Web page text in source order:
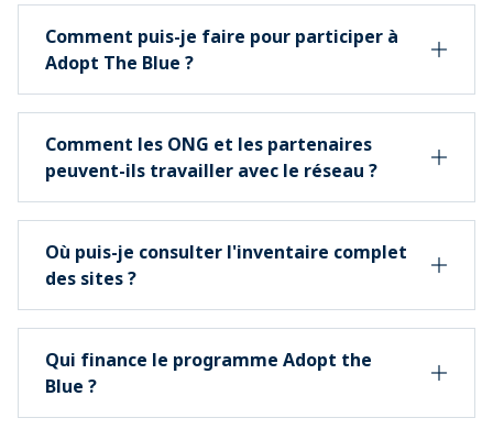
Comment puis-je faire pour participer à
Adopt The Blue ?
Comment les ONG et les partenaires
peuvent-ils travailler avec le réseau ?
Où puis-je consulter l'inventaire complet
des sites ?
Qui finance le programme Adopt the
Blue ?